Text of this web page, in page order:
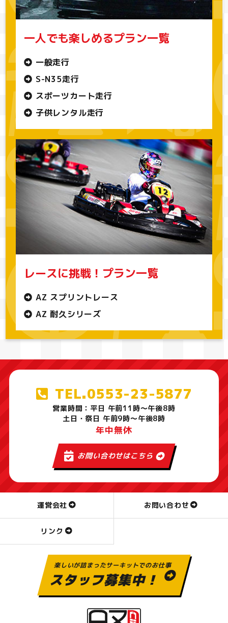
一人でも楽しめるプラン一覧
一般走行
S-N35走行
スポーツカート走行
子供レンタル走行
レースに挑戦！プラン一覧
AZ スプリントレース
AZ 耐久シリーズ
TEL.0553-23-5877
営業時間：平日 午前11時～午後8時
土日・祭日 午前9時～午後8時
年中無休
お問い合わせはこちら
運営会社 お問い合わせ
リンク
楽しいが詰まったサーキットでのお仕事
スタッフ募集中！